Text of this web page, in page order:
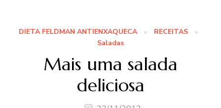
DIETA FELDMAN ANTIENXAQUECA
RECEITAS
Saladas
Mais uma salada
deliciosa